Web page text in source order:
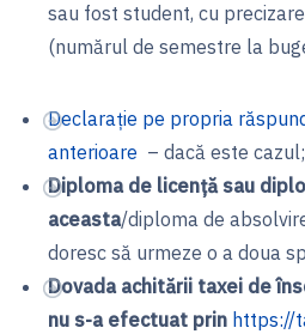
sau fost student, cu
(numărul de semestre la
Declarație pe propria
anterioare – dacă este cazul;
Diploma de licenţă sau
aceasta/diploma de
doresc să urmeze o a doua
Dovada achitării taxei de
nu s-a efectuat prin https://